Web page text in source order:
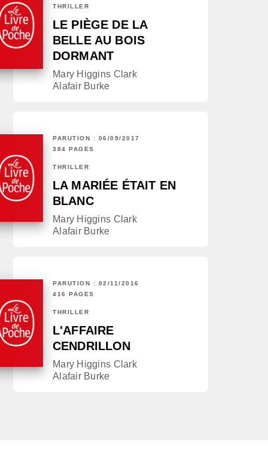
THRILLER
LE PIÈGE DE LA
BELLE AU BOIS
DORMANT
Mary Higgins Clark
Alafair Burke
PARUTION : 06/09/2017
384 PAGES
THRILLER
LA MARIÉE ÉTAIT EN
BLANC
Mary Higgins Clark
Alafair Burke
PARUTION : 02/11/2016
416 PAGES
THRILLER
L'AFFAIRE
CENDRILLON
Mary Higgins Clark
Alafair Burke